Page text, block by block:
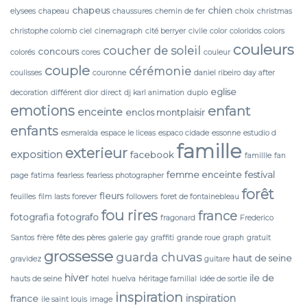
elysees chapeau chapeus chaussures chemin de fer chien choix christmas
christophe colomb ciel cinemagraph cité berryer civile color coloridos colors
colorés concours cores coucher de soleil couleur couleurs
coulisses couple couronne cérémonie daniel ribeiro day after
decoration différent dior direct dj karl animation duplo eglise
emotions enceinte enclos montplaisir enfant
enfants esmeralda espace le liceas espaco cidade essonne estudio d
exposition exterieur facebook famille famillle fan
page fatima fearless fearless photographer femme enceinte festival
feuilles film lasts forever fleurs followers foret de fontainebleau forêt
fotografia fotografo fou rires fragonard france Frederico
Santos frère fête des pères galerie gay graffiti grande roue graph gratuit
gravidez grossesse guarda chuvas guitare haut de seine
hauts de seine hiver hotel huelva héritage familial idée de sortie ile de
france ile saint louis image inspiration inspiration